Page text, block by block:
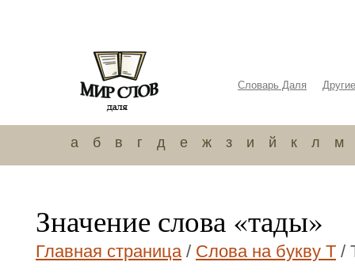
Словарь Даля
а б в г д е ж з и й к л м
Значение слова «тады»
Главная страница/ Слова на букву Т /